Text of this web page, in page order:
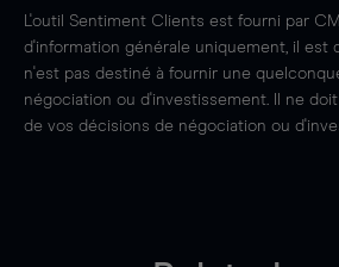
L'outil Sentiment Clients est fourni par
d'information générale uniquement, il est
n'est pas destiné à fournir une
négociation ou d'investissement. Il ne
de vos décisions de négociation ou